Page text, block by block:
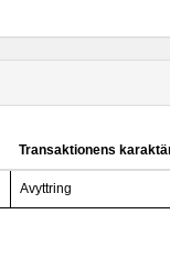
Transaktionens
Avyttring